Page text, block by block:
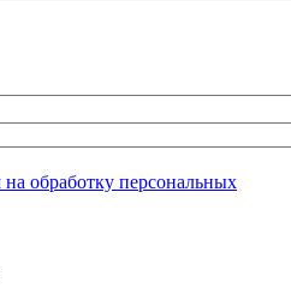
обработку персональных